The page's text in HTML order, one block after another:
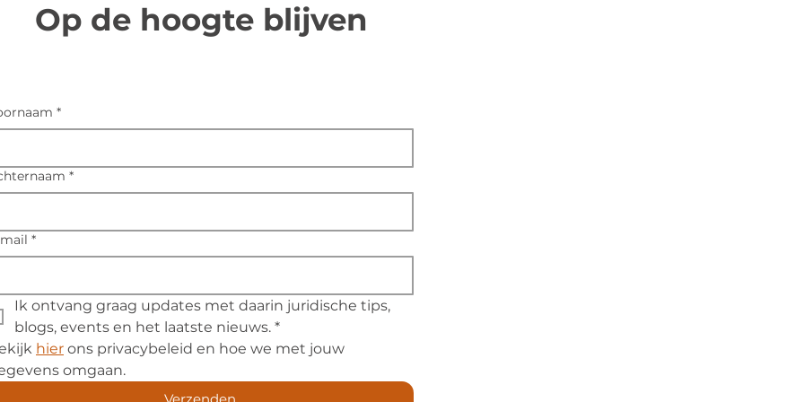
Op de hoogte blijven
*
*
*
Ik ontvang graag updates met daarin juridische tips,
blogs, events en het laatste nieuws. *
hier ons privacybeleid en hoe we met jouw
omgaan.